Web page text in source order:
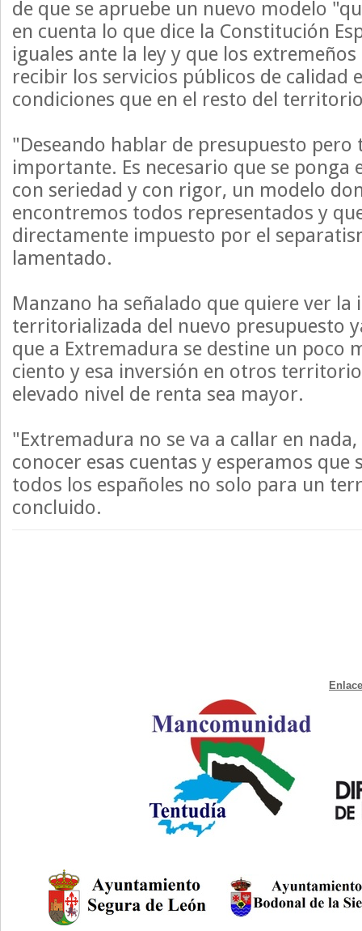
de que se apruebe un nuevo modelo
en cuenta lo que dice la Constitución
iguales ante la ley y que los
recibir los servicios públicos de calidad
condiciones que en el resto del
"Deseando hablar de presupuesto pero
importante. Es necesario que se ponga
con seriedad y con rigor, un modelo
encontremos todos representados y
directamente impuesto por el
lamentado.
Manzano ha señalado que quiere ver la
territorializada del nuevo presupuesto
que a Extremadura se destine un poco
ciento y esa inversión en otros
elevado nivel de renta sea mayor.
"Extremadura no se va a callar en
conocer esas cuentas y esperamos que
todos los españoles no solo para un
concluido.